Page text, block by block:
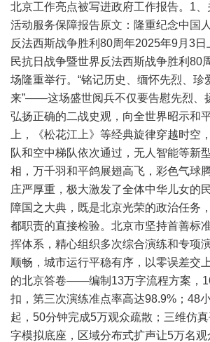
北京工作亮点被写进政府工作报告。1
活动服务保障报告原文：隆重纪念中国
反法西斯战争胜利80周年2025年9月3日
民抗日战争暨世界反法西斯战争胜利80
场隆重举行。“铭记历史、缅怀先烈、珍
来”——这场盛世阅兵不仅要告慰先烈、
弘扬正确的二战史观，向全世界昭示和
上，《松花江上》等经典旋律穿越时空
队和空中梯队依次通过，无人智能等新
相，万千羽和平鸽展翅高飞，彩色气球
庄严厚重，极大激发了全体中华儿女的
障国之大典，既是北京光荣的政治任务
都职责的直接检验。北京市坚持首善标
挥体系，精心组织多次综合演练和专项
顺畅，城市运行平稳有序，以零误差交
的北京答卷——编制13万字流程方案，
扣，第三次演练准点率高达98.9%；48
起，50分钟完成5万观众疏散；三维仿
字模拟底座，区域分布式扩声让5万名